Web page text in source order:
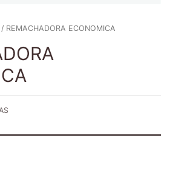
/ REMACHADORA ECONOMICA